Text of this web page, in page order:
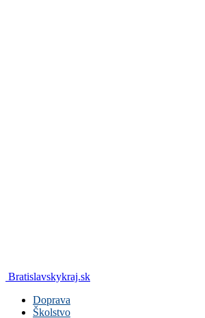
Bratislavskykraj.sk
Doprava
Školstvo